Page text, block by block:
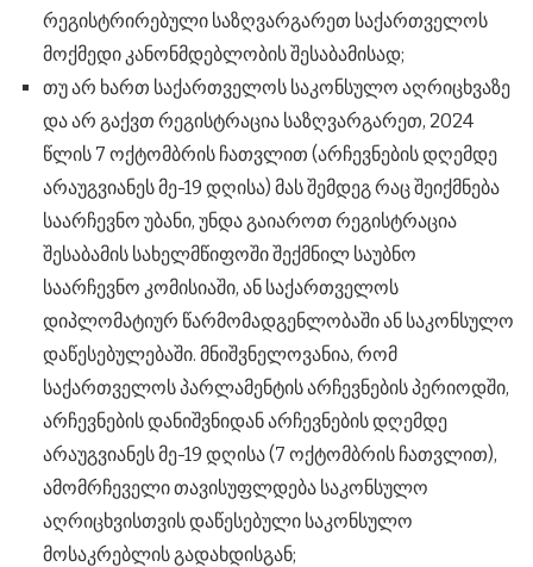
რეგისტრირებული საზღვარგარეთ საქართველოს
მოქმედი კანონმდებლობის შესაბამისად;
თუ არ ხართ საქართველოს საკონსულო აღრიცხვაზე
და არ გაქვთ რეგისტრაცია საზღვარგარეთ, 2024
წლის 7 ოქტომბრის ჩათვლით (არჩევნების დღემდე
არაუგვიანეს მე-19 დღისა) მას შემდეგ რაც შეიქმნება
საარჩევნო უბანი, უნდა გაიაროთ რეგისტრაცია
შესაბამის სახელმწიფოში შექმნილ საუბნო
საარჩევნო კომისიაში, ან საქართველოს
დიპლომატიურ წარმომადგენლობაში ან საკონსულო
დაწესებულებაში. მნიშვნელოვანია, რომ
საქართველოს პარლამენტის არჩევნების პერიოდში,
არჩევნების დანიშვნიდან არჩევნების დღემდე
არაუგვიანეს მე-19 დღისა (7 ოქტომბრის ჩათვლით),
ამომრჩეველი თავისუფლდება საკონსულო
აღრიცხვისთვის დაწესებული საკონსულო
მოსაკრებლის გადახდისგან;